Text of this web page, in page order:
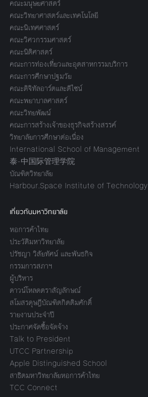
คณะมนุษยศาสตร์
คณะวิทยาศาสตร์และเทคโนโลยี
คณะนิเทศศาสตร์
คณะวิศวกรรมศาสตร์
คณะนิติศาสตร์
คณะการท่องเที่ยวและอุตสาหกรรมบริการ
คณะการศึกษาปฐมวัย
คณะดิจิทัลอาร์ตและดีไซน์
คณะพยาบาลศาสตร์
คณะวิทยพัฒน์
คณะการสร้างเจ้าของธุรกิจสร้างสรรค์
วิทยาลัยการศึกษาต่อเนื่อง
International School of Management
泰-中国际管理学院
บัณฑิตวิทยาลัย
Harbour.Space Institute of Technology
เกี่ยวกับมหาวิทยาลัย
หอการค้าไทย
ประวัติมหาวิทยาลัย
ปรัชญา วิสัยทัศน์ และพันธกิจ
กรรมการสภาฯ
ผู้บริหาร
ดาวน์โหลดตราสัญลักษณ์
สโมสรดุษฎีบัณฑิตกิตติมศักดิ์
รายงานประจำปี
ประกาศจัดซื้อจัดจ้าง
Talk to President
UTCC Partnership
Apple Distinguished School
สาธิตมหาวิทยาลัยหอการค้าไทย
TCC Connect